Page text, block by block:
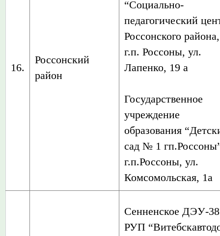
16.
Россонский
район
“Социально-
педагогический
Россонского района,
г.п. Россоны, ул.
Лапенко, 19 а
Государственное
учреждение
образования
сад № 1
г.п.Россоны, ул.
Комсомольская, 1а
Сенненское ДЭУ-
РУП